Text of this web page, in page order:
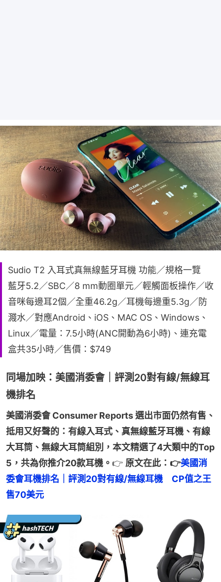
Sudio T2 入耳式真無線藍牙耳機 功能／規格一覽
藍牙5.2／SBC／8 mm動圈單元／輕觸面板操作／收
音咪每邊耳2個／全重46.2g／耳機每邊重5.3g／防
濺水／對應Android、iOS、MAC OS、Windows、
Linux／電量：7.5小時(ANC開動為6小時)、連充電
盒共35小時／售價：$749
同場加映：美國消委會｜評測20對有線/無線耳
機排名
美國消委會 Consumer Reports 選出市面仍然有售、
抵用又好聲的：有線入耳式、真無線藍牙耳機、有線
大耳筒、無線大耳筒組別，本文精選了4大類中的Top
5，共為你推介20款耳機。 👉 原文在此：👉美國消
委會耳機排名｜評測20對有線/無線耳機　CP值之王
售70美元